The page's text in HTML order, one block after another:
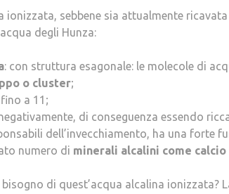
ionizzata, sebbene sia attualmente
degli Hunza:
: con struttura esagonale: le molecole di
o cluster;
a 11;
di conseguenza essendo
dell’invecchiamento, ha una forte
numero di minerali alcalini come
di quest’acqua alcalina ionizzata?